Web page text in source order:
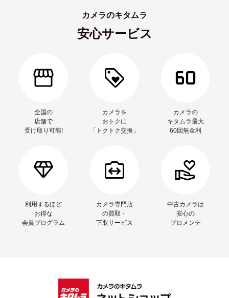
カメラのキタムラ
安心サービス
全国の
店舗で
受け取り可能!
カメラを
おトクに
「トクトク交換」
カメラの
キタムラ最大
60回無金利
利用するほど
お得な
会員プログラム
カメラ専門店
の買取・
下取サービス
中古カメラは
安心の
プロメンテ